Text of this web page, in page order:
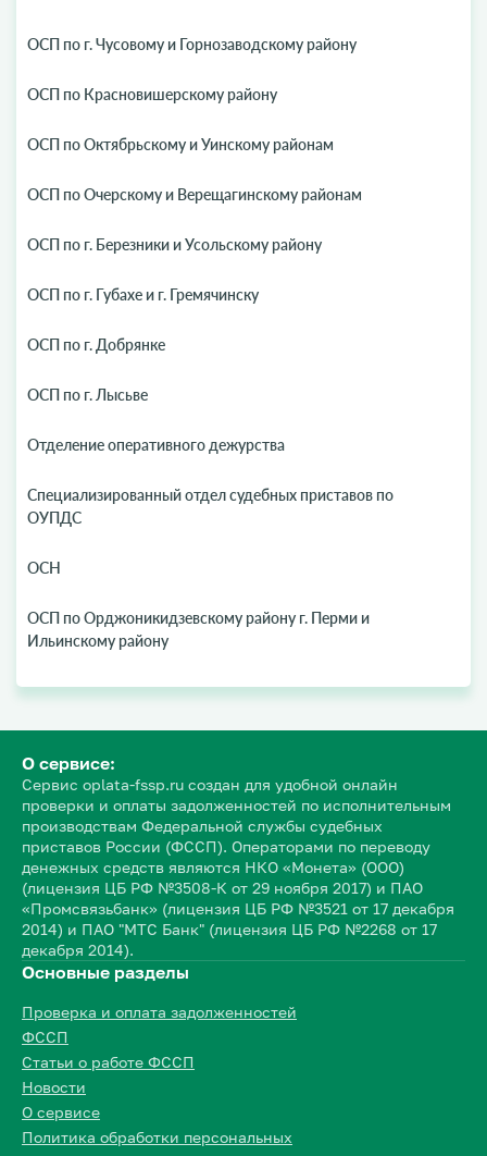
ОСП по г. Чусовому и Горнозаводскому району
ОСП по Красновишерскому району
ОСП по Октябрьскому и Уинскому районам
ОСП по Очерскому и Верещагинскому районам
ОСП по г. Березники и Усольскому району
ОСП по г. Губахе и г. Гремячинску
ОСП по г. Добрянке
ОСП по г. Лысьве
Отделение оперативного дежурства
Специализированный отдел судебных приставов по
ОУПДС
ОСН
ОСП по Орджоникидзевскому району г. Перми и
Ильинскому району
О сервисе:
Сервис oplata-fssp.ru создан для удобной онлайн
проверки и оплаты задолженностей по исполнительным
производствам Федеральной службы судебных
приставов России (ФССП). Операторами по переводу
денежных средств являются НКО «Монета» (ООО)
(лицензия ЦБ РФ №3508-К от 29 ноября 2017) и ПАО
«Промсвязьбанк» (лицензия ЦБ РФ №3521 от 17 декабря
2014) и ПАО "МТС Банк" (лицензия ЦБ РФ №2268 от 17
декабря 2014).
Основные разделы
Проверка и оплата задолженностей
ФССП
Статьи о работе ФССП
Новости
О сервисе
Политика обработки персональных